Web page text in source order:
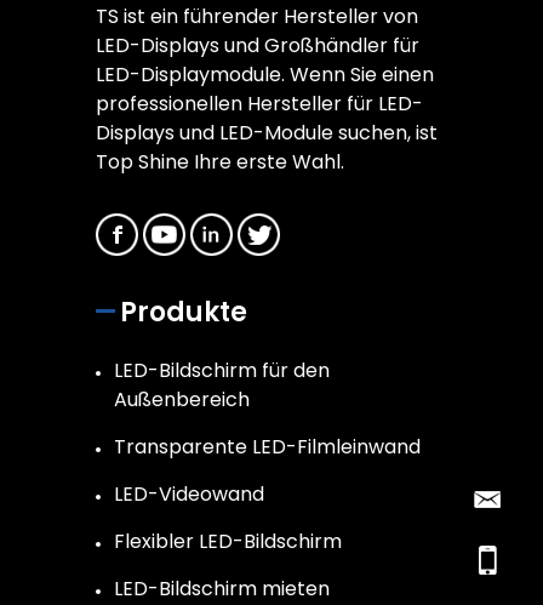
TS ist ein führender Hersteller von
LED-Displays und Großhändler für
LED-Displaymodule. Wenn Sie einen
professionellen Hersteller für LED-
Displays und LED-Module suchen, ist
Top Shine Ihre erste Wahl.
Produkte
LED-Bildschirm für den
Außenbereich
Transparente LED-Filmleinwand
LED-Videowand
Flexibler LED-Bildschirm
LED-Bildschirm mieten